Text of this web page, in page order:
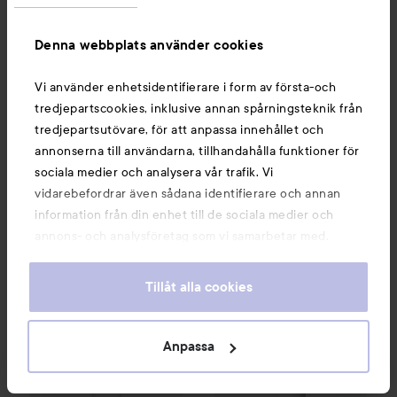
Denna webbplats använder cookies
Vi använder enhetsidentifierare i form av första-och
tredjepartscookies, inklusive annan spårningsteknik från
tredjepartsutövare, för att anpassa innehållet och
annonserna till användarna, tillhandahålla funktioner för
sociala medier och analysera vår trafik. Vi
vidarebefordrar även sådana identifierare och annan
information från din enhet till de sociala medier och
annons- och analysföretag som vi samarbetar med.
information som du har tillhandahållit eller som de har
våra cookies vid fortsatt användande av vår webbplats.
För information om hur du kan ändra inställningarna för
Tillåt alla cookies
Anpassa
Manucurist
Gloss
230 kr
Manucurist
Active Shine
Highlights &
Repairs
185 kr
ManucuristActiveGlow™Raspberry185 kr
ManucuristActiveSmooth